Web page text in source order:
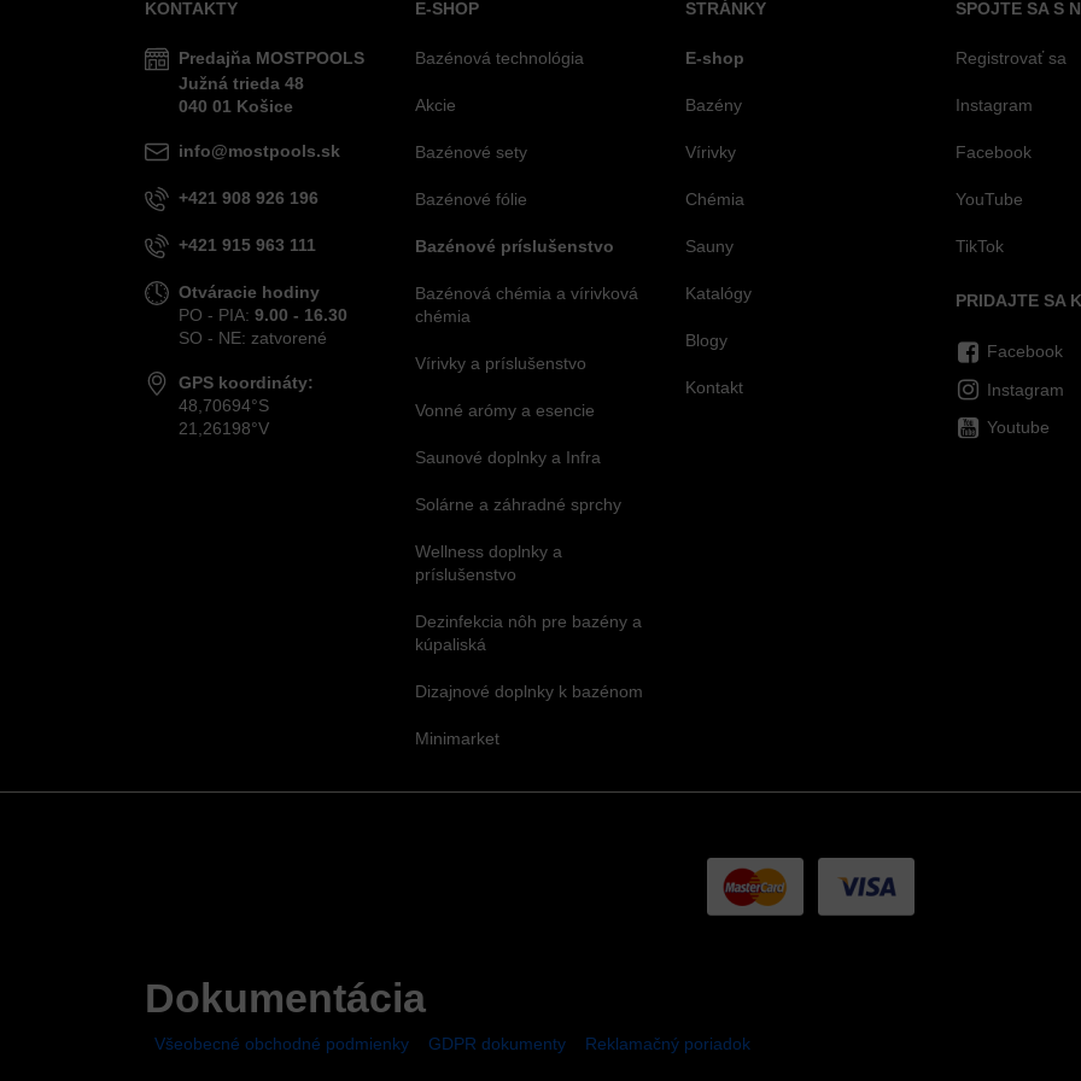
KONTAKTY
Predajňa MOSTPOOLS
Južná trieda 48
040 01 Košice
info@mostpools.sk
+421 908 926 196
+421 915 963 111
Otváracie hodiny
PO - PIA: 9.00 - 16.30
SO - NE: zatvorené
GPS koordináty:
48,70694°S
21,26198°V
E-SHOP
Bazénová technológia
Akcie
Bazénové sety
Bazénové fólie
Bazénové príslušenstvo
Bazénová chémia a vírivková
chémia
Vírivky a príslušenstvo
Vonné arómy a esencie
Saunové doplnky a Infra
Solárne a záhradné sprchy
Wellness doplnky a
príslušenstvo
Dezinfekcia nôh pre bazény a
kúpaliská
Dizajnové doplnky k bazénom
Minimarket
STRÁNKY
E-shop
Bazény
Vírivky
Chémia
Sauny
Katalógy
Blogy
Kontakt
SPOJTE SA S
Registrovať sa
Instagram
Facebook
YouTube
TikTok
PRIDAJTE SA
Facebook
Instagram
Youtube
Dokumentácia
Všeobecné obchodné podmienky GDPR dokumenty Reklamačný poriadok